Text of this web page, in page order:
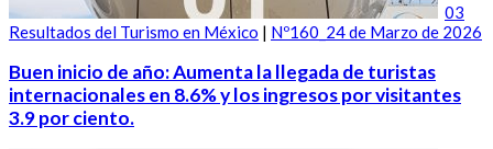
03
Resultados del Turismo en México | Nº160_24 de Marzo de 2026
Buen inicio de año: Aumenta la llegada de turistas
internacionales en 8.6% y los ingresos por visitantes
3.9 por ciento.